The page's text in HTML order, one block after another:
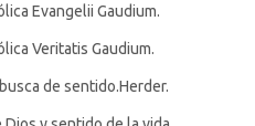
Evangelii Gaudium.
Veritatis Gaudium.
de sentido.Herder.